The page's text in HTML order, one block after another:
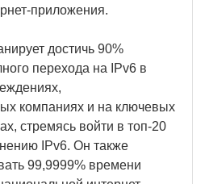
приложения.
достичь 90%
перехода на IPv6 в
компаниях и на ключевых
стремясь войти в топ-20
IPv6. Он также
99,9999% времени